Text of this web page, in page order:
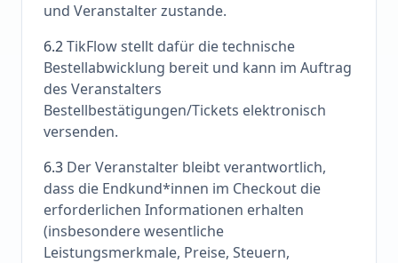
und Veranstalter zustande.
6.2TikFlow stellt dafür die technische
Bestellabwicklung bereit und kann im Auftrag
des Veranstalters
Bestellbestätigungen/Tickets elektronisch
versenden.
6.3 Der Veranstalter bleibt verantwortlich,
dass die Endkund*innen im Checkout die
erforderlichen Informationen erhalten
(insbesondere wesentliche
Leistungsmerkmale, Preise, Steuern,